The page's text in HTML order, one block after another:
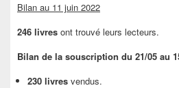
Bilan au 11 juin 2022
246 livres ont trouvé leurs lecteurs.
Bilan de la souscription du 21/05 au
230 livres vendus.